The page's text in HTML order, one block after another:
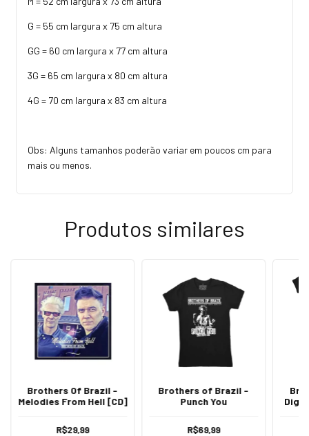
G = 55 cm largura x 75 cm altura
GG = 60 cm largura x 77 cm altura
3G = 65 cm largura x 80 cm altura
4G = 70 cm largura x 83 cm altura
Obs: Alguns tamanhos poderão variar em poucos cm para
mais ou menos.
Produtos similares
Brothers Of Brazil -
Melodies From Hell [CD]
R$29,99
Brothers of Brazil -
Punch You
R$69,99
Diga